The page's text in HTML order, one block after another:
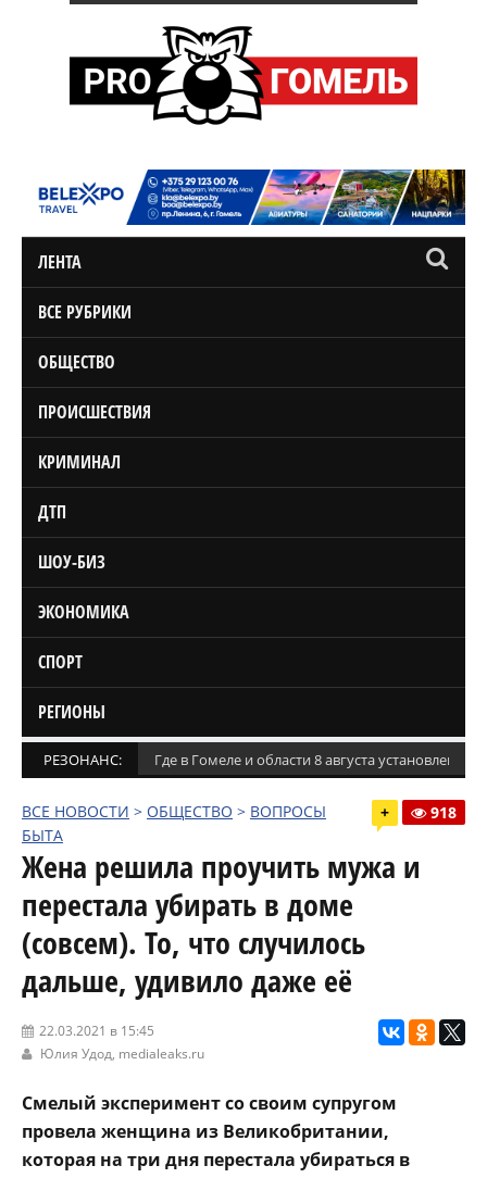
ЛЕНТА
ВСЕ РУБРИКИ
ОБЩЕСТВО
ПРОИСШЕСТВИЯ
КРИМИНАЛ
ДТП
ШОУ-БИЗ
ЭКОНОМИКА
СПОРТ
РЕГИОНЫ
РЕЗОНАНС: Где в Гомеле и области 8 августа установлены
ВСЕ НОВОСТИ > ОБЩЕСТВО > ВОПРОСЫ
БЫТА
+ 918
Жена решила проучить мужа и
перестала убирать в доме
(совсем). То, что случилось
дальше, удивило даже её
22.03.2021 в 15:45
Юлия Удод, medialeaks.ru
Смелый эксперимент со своим супругом
провела женщина из Великобритании,
которая на три дня перестала убираться в